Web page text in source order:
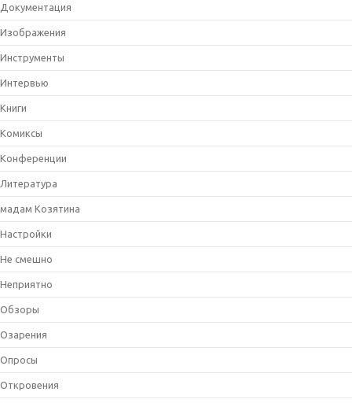
Документация
Изображения
Инструменты
Интервью
Книги
Комиксы
Конференции
Литература
мадам Козятина
Настройки
Не смешно
Неприятно
Обзоры
Озарения
Опросы
Откровения